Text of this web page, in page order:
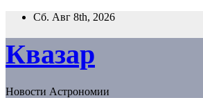
Перейти
содержанию
Сб. Авг 8th, 2026
Квазар
Новости Астрономии